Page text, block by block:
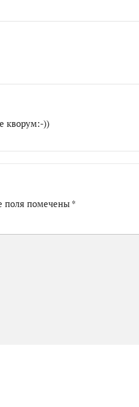
кворум:-))
поля помечены *